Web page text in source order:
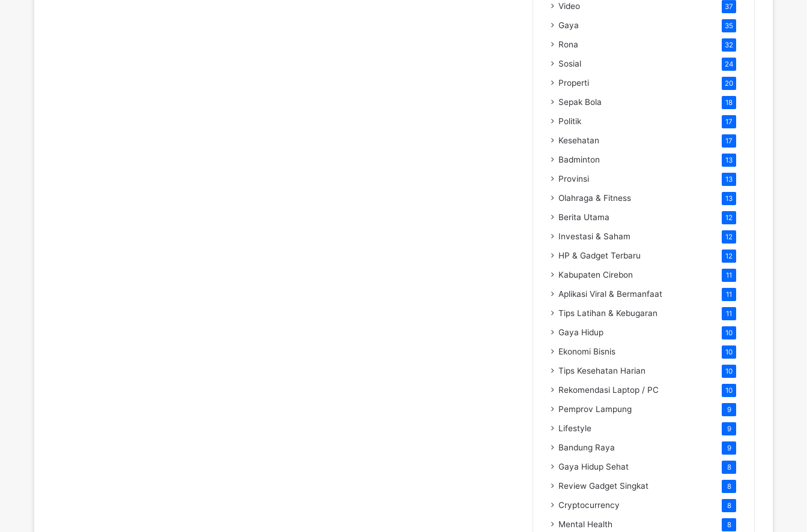
Video 37
Gaya 35
Rona 32
Sosial 24
Properti 20
Sepak Bola 18
Politik 17
Kesehatan 17
Badminton 13
Provinsi 13
Olahraga & Fitness 13
Berita Utama 12
Investasi & Saham 12
HP & Gadget Terbaru 12
Kabupaten Cirebon 11
Aplikasi Viral & Bermanfaat 11
Tips Latihan & Kebugaran 11
Gaya Hidup 10
Ekonomi Bisnis 10
Tips Kesehatan Harian 10
Rekomendasi Laptop / PC 10
Pemprov Lampung 9
Lifestyle 9
Bandung Raya 9
Gaya Hidup Sehat 8
Review Gadget Singkat 8
Cryptocurrency 8
Mental Health 8